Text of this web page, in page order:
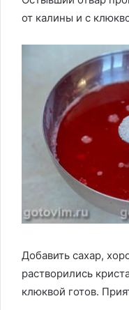
от калины и с
Добавить сахар,
растворились
клюквой готов.